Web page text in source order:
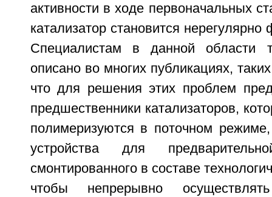
активности в ходе первоначальных
катализатор становится
Специалистам в данной области
описано во многих публикациях,
что для решения этих проблем
предшественники катализаторов,
полимеризуются в поточном
устройства для
смонтированного в составе
чтобы непрерывно